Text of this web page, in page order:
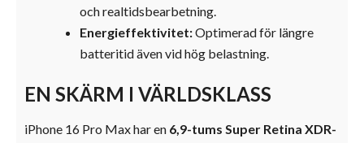
och realtidsbearbetning.
Energieffektivitet:Optimerad för längre
batteritid även vid hög belastning.
EN SKÄRM I VÄRLDSKLASS
iPhone 16 Pro Max har en 6,9-tums Super Retina XDR-